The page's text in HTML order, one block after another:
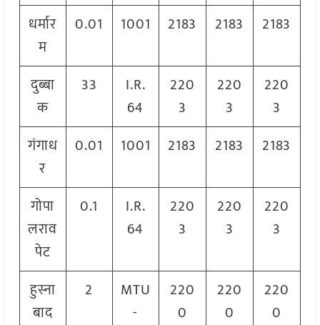
धर्मार
म
0.01 1001 2183 2183 2183
दुब्बा
क
33
I.R.
64
220
3
220
3
220
3
गंगाध
र
0.01 1001 2183 2183 2183
गोपा
लराव
पेट
0.1
I.R.
64
220
3
220
3
220
3
हुस्ना
बाद
2
MTU
-
220
0
220
0
220
0